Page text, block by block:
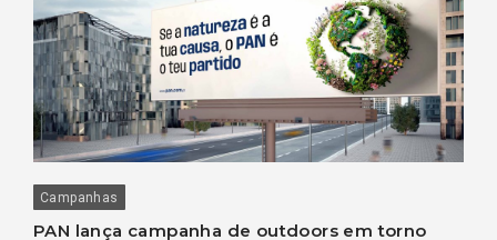
Campanhas
PAN lança campanha de outdoors em torno